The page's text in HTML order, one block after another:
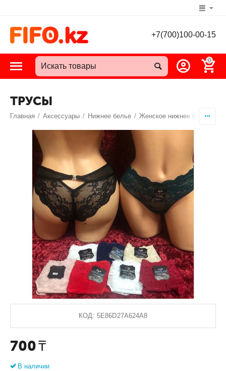
+7(700)100-00-15
0
ТРУСЫ
Главная / Аксессуары / Нижнее белье / Женское нижнее белье
КОД: 5E86D27A624A8
700 ₸
В наличии